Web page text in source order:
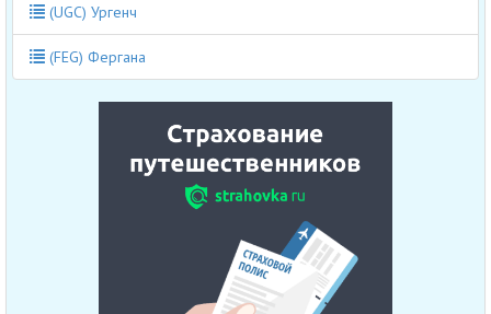
(UGC) Ургенч
(FEG) Фергана